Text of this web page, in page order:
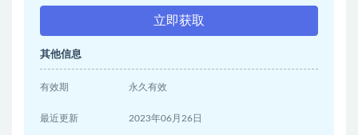
立即获取
其他信息
有效期 永久有效
最近更新 2023年06月26日